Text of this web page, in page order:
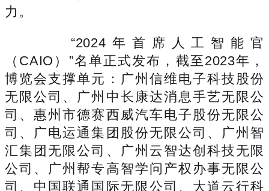
力。
“2024年首席人工智能官
（CAIO）”名单正式发布，截至2023年，
博览会支撑单元：广州信维电子科技股份
无限公司、广州中长康达消息手艺无限公
司、惠州市德赛西威汽车电子股份无限公
司、广电运通集团股份无限公司、广州智
汇集团无限公司、广州云智达创科技无限
公司、广州帮专高智学问产权办事无限公
司、中国联通国际无限公司、大道云行科